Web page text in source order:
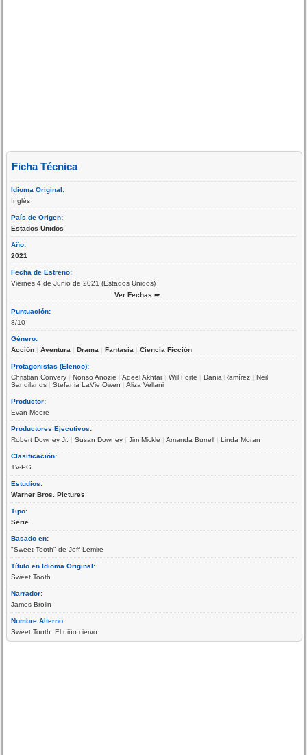
Ficha Técnica
Idioma Original:
Inglés
País de Origen:
Estados Unidos
Año:
2021
Fecha de Estreno:
Viernes 4 de Junio de 2021 (Estados Unidos)
Ver Fechas ➨
Puntuación:
8/10
Género:
Acción |Aventura |Drama |Fantasía |Ciencia Ficción
Protagonistas (Elenco):
Christian Convery |Nonso Anozie |Adeel Akhtar|Will Forte |Dania Ramírez |Neil
Sandilands |Stefania LaVie Owen |Aliza Vellani
Productor:
Evan Moore
Productores Ejecutivos:
Robert Downey Jr. |Susan Downey |Jim Mickle |Amanda Burrell |Linda Moran
Clasificación:
TV-PG
Estudios:
Warner Bros. Pictures
Tipo:
Serie
Basado en:
"Sweet Tooth" de Jeff Lemire
Título en Idioma Original:
Sweet Tooth
Narrador:
James Brolin
Nombre Alterno:
Sweet Tooth: El niño ciervo